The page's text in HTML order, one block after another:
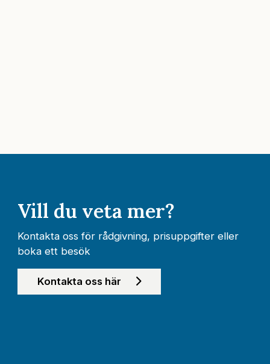
Vill du veta mer?
Kontakta oss för rådgivning, prisuppgifter eller
boka ett besök
Kontakta oss här